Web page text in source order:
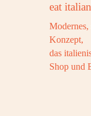
eat
Konzept,
das
Shop und